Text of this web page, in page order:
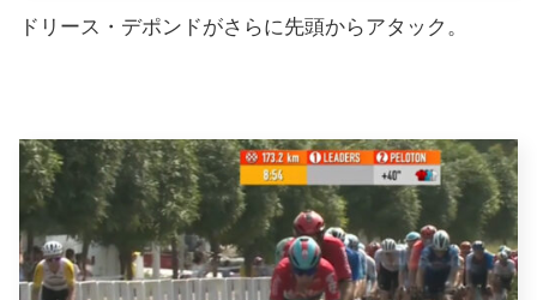
ドリース・デポンドがさらに先頭からアタック。